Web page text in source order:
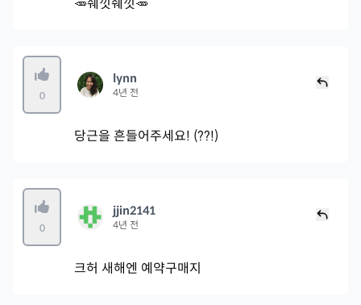
🥕쉐낏쉐낏🥕
0
lynn
4년 전
당근을 흔들어주세요! (??!)
0
jjin2141
4년 전
크허 새해엔 예약구매지